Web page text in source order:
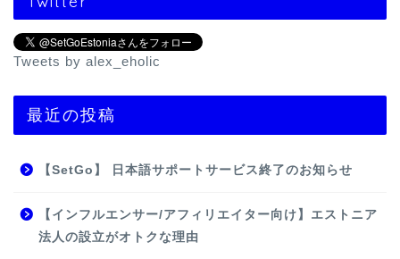
Tweets by alex_eholic
最近の投稿
【SetGo】 日本語サポートサービス終了のお知らせ
【インフルエンサー/アフィリエイター向け】エストニア
法人の設立がオトクな理由